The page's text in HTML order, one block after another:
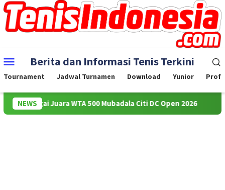
Skip
to
content
Mobile
Menu
Berita dan Informasi Tenis Terkini
Tournament Jadwal Turnamen Download Yunior
NEWS
Juara WTA 500 Mubadala Citi DC Open 2026